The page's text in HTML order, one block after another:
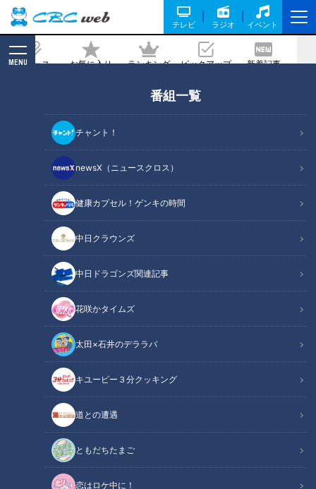
テレビ ラジオ イベント
ニュース お気に入り ランキング ピックアップ 新着記事
MENU
番組一覧
チャント！
newsX（ニュースクロス）
健康カプセル！ゲンキの時間
中日クラウンズ
中日ドラゴンズ関連記事
花咲かタイムズ
太田×石井のデララバ
キユーピー３分クッキング
道との遭遇
ともだちたまご
恋はロケ中に！
まさかの光景
2026/05/18 06:03
RadiChubu（ラジチューブ）
つボイノリオの聞けば聞くほど
ＣＢＣラジオ『つボイノリオの聞けば聞くほど』。5月15日の
放送では、青森県の酸ヶ湯温泉を訪れたというリスナーから、
衝撃の混浴体験談が寄せられました。秋田の乳頭温泉に取材で
行ったことのあるつボイノリオと、酸ヶ湯温泉を経験済みの小
高直子アナウンサーが、東北の混浴温泉のリアルに迫ります。
関連リンク
すっぽんぽんの母子
議席争いのような陣取り合戦